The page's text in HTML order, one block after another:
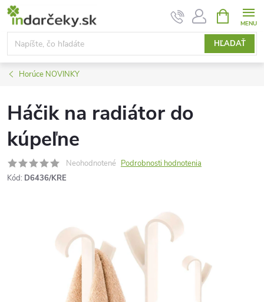
Prejsť
obsah
HĽADAŤ
KOŠÍK
Horúce NOVINKY
Háčik na radiátor do
kúpeľne
Neohodnotené Podrobnosti hodnotenia
Kód: D6436/KRE